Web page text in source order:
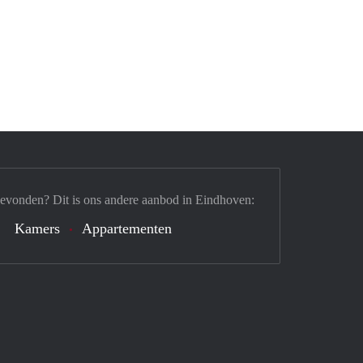
Dit is ons andere aanbod in Eindhoven:
Kamers Appartementen